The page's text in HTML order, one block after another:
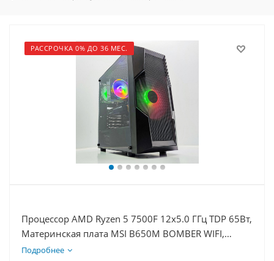
РАССРОЧКА 0% ДО 36 МЕС.
Процессор AMD Ryzen 5 7500F 12x5.0 ГГц TDP 65Вт,
Материнская плата MSI B650M BOMBER WIFI,
Видеокарта RTX 5070 12Гб, Память DDR5 32Gb,
Подробнее